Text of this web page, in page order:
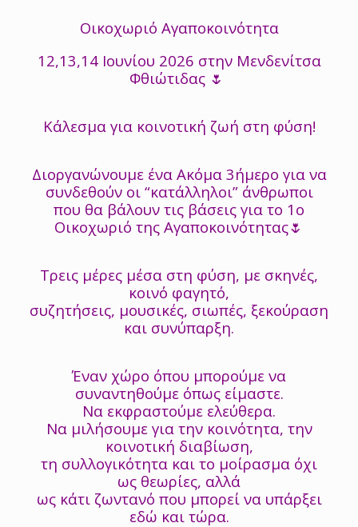
Οικοχωριό Αγαποκοινότητα
12,13,14 Ιουνίου 2026 στην Μενδενίτσα
Φθιώτιδας 🌷
Κάλεσμα για κοινοτική ζωή στη φύση!
Διοργανώνουμε ένα Ακόμα 3ήμερο για να
συνδεθούν οι “κατάλληλοι” άνθρωποι
που θα βάλουν τις βάσεις για το 1ο
Οικοχωριό της Αγαποκοινότητας🌷
Τρεις μέρες μέσα στη φύση, με σκηνές,
κοινό φαγητό,
συζητήσεις, μουσικές, σιωπές, ξεκούραση
και συνύπαρξη.
Έναν χώρο όπου μπορούμε να
συναντηθούμε όπως είμαστε.
Να εκφραστούμε ελεύθερα.
Να μιλήσουμε για την κοινότητα, την
κοινοτική διαβίωση,
τη συλλογικότητα και το μοίρασμα όχι
ως θεωρίες, αλλά
ως κάτι ζωντανό που μπορεί να υπάρξει
εδώ και τώρα.